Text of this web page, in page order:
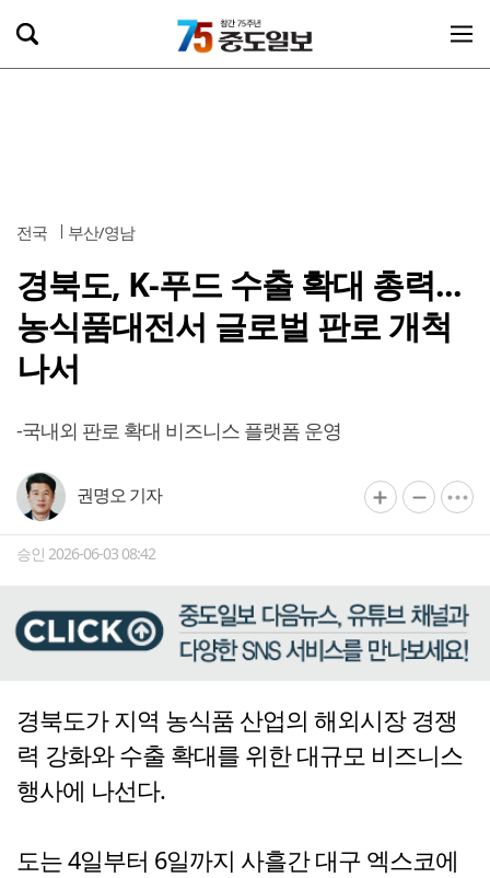
전국 부산/영남
경북도, K-푸드 수출 확대 총력...
농식품대전서 글로벌 판로 개척
나서
-국내외 판로 확대 비즈니스 플랫폼 운영
권명오 기자
승인 2026-06-03 08:42
경북도가 지역 농식품 산업의 해외시장 경쟁
력 강화와 수출 확대를 위한 대규모 비즈니스
행사에 나선다.
도는 4일부터 6일까지 사흘간 대구 엑스코에